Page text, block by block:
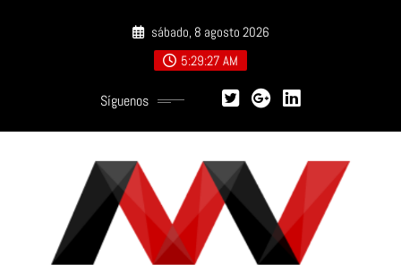
sábado, 8 agosto 2026
5:29:29 AM
Síguenos